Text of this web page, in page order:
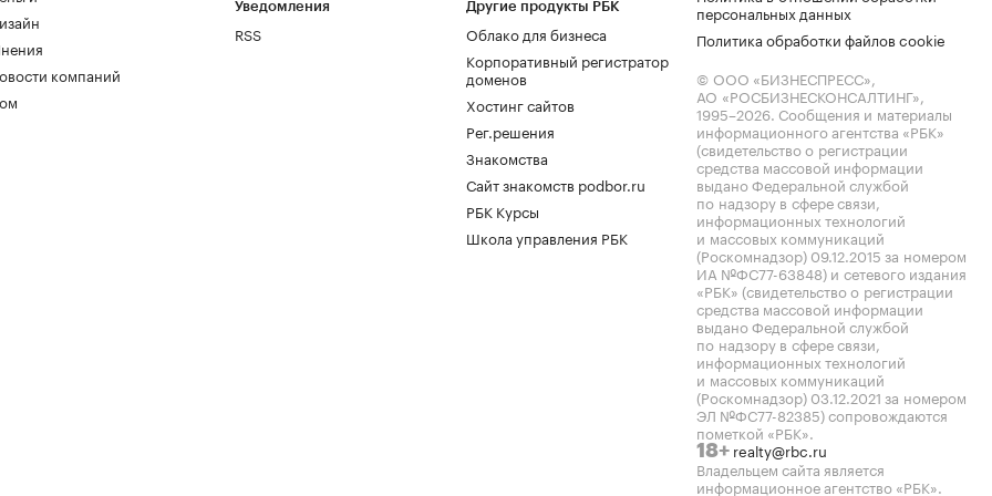
компаний
Уведомления
RSS
Другие продукты РБК
Облако для бизнеса
Корпоративный регистратор
доменов
Хостинг сайтов
Рег.решения
Знакомства
Сайт знакомств podbor.ru
РБК Курсы
Школа управления РБК
персональных данных
Политика обработки файлов cookie
© ООО «БИЗНЕСПРЕСС»,
АО «РОСБИЗНЕСКОНСАЛТИНГ»,
1995–2026. Сообщения и материалы
информационного агентства «РБК»
(свидетельство о регистрации
средства массовой информации
выдано Федеральной службой
по надзору в сфере связи,
информационных технологий
и массовых коммуникаций
(Роскомнадзор) 09.12.2015 за номером
ИА №ФС77-63848) и сетевого издания
«РБК» (свидетельство о регистрации
средства массовой информации
выдано Федеральной службой
по надзору в сфере связи,
информационных технологий
и массовых коммуникаций
(Роскомнадзор) 03.12.2021 за номером
ЭЛ №ФС77-82385) сопровождаются
пометкой «РБК».
18+ realty@rbc.ru
Владельцем сайта является
информационное агентство «РБК».